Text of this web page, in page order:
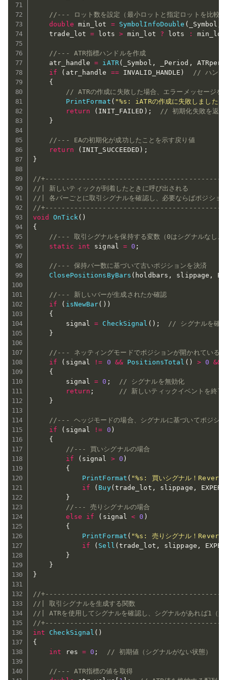
//--- ロット数を設定（最小ロットと指定ロットを比較し
double min_lot = SymbolInfoDouble ( _Symbol
    trade_lot
= lots > min_lot ? lots : min_lot
//--- ATR指標ハンドルを作成
    atr_handle
= iATR ( _Symbol , _Period ,
if
( atr_handle == INVALID_HANDLE )
// ハンド
{
// ATRの作成に失敗した場合、エラーメッセージを
PrintFormat ( "%s: iATRの作成に失敗しました。
return
( INIT_FAILED ) ;
// 初期化失敗を返す
}
//--- EAの初期化が成功したことを示す戻り値
return
( INIT_SUCCEEDED ) ;
}
//
//| 新しいティックが到着したときに呼び出され
//| 各バーごとに取引シグナルを確認し、必要ならばポジ
//
void
OnTick ( )
{
//--- 取引シグナルを保持する変数（0はシグナルなし、
static
int signal = 0 ;
//--- 保持バー数に基づいて古いポジションを決済
ClosePositionsByBars ( holdbars , slippage ,
//--- 新しいバーが生成されたか確認
if
( isNewBar( ) )
{
        signal
= CheckSignal ( ) ;
// シグナルを確認
}
//--- ネッティングモードでポジションが開かれている場
if
( signal != 0 && PositionsTotal ( ) > 0 &&
{
        signal
= 0 ;
// シグナルを無効化
return ;
// 新しいティックイベントを終了
}
//--- ヘッジモードの場合、シグナルに基づいてポジショ
if
( signal != 0 )
{
//--- 買いシグナルの場合
if
( signal > 0 )
{
PrintFormat ( "%s: 買いシグナル！
if
( Buy(trade_lot , slippage ,
}
//--- 売りシグナルの場合
else
if ( signal < 0 )
{
PrintFormat ( "%s: 売りシグナル！
if
( Sell (trade_lot , slippage ,
}
}
}
//
//| 取引シグナルを生成する関数
//| ATRを使用してシグナルを確認し、シグナルがあれば1（
//
int
CheckSignal ( )
{
int res = 0 ; // 初期値（シグナルがない状態）
//--- ATR指標の値を取得